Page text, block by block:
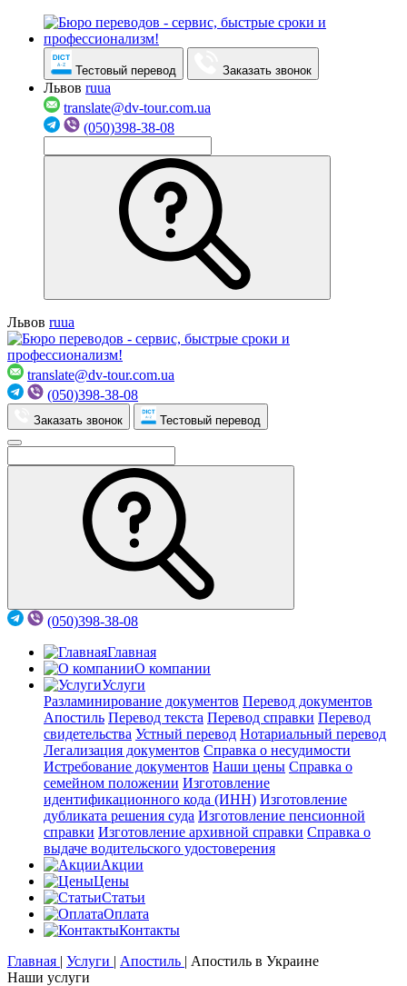
Тестовый перевод Заказать звонок
Львов ruua
translate@dv-tour.com.ua
(050)398-38-08
Львов ruua
translate@dv-tour.com.ua
(050)398-38-08
Заказать звонок Тестовый перевод
(050)398-38-08
Главная
О компании
Услуги
Разламинирование документов Перевод документов
Апостиль Перевод текста Перевод справки Перевод
свидетельства Устный перевод Нотариальный перевод
Легализация документов Справка о несудимости
Истребование документов Наши цены Справка о
семейном положении Изготовление
идентификационного кода (ИНН) Изготовление
дубликата решения суда Изготовление пенсионной
справки Изготовление архивной справки Справка о
выдаче водительского удостоверения
Акции
Цены
Статьи
Оплата
Контакты
Главная | Услуги | Апостиль | Апостиль в Украине
Наши услуги